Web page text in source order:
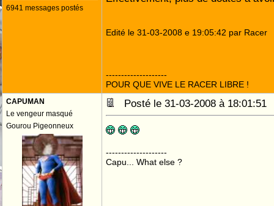
6941 messages postés
Edité le 31-03-2008 e 19:05:42 par Racer
--------------------
POUR QUE VIVE LE RACER LIBRE !
CAPUMAN
Le vengeur masqué
Gourou Pigeonneux
Posté le 31-03-2008 à
--------------------
Capu... What else ?